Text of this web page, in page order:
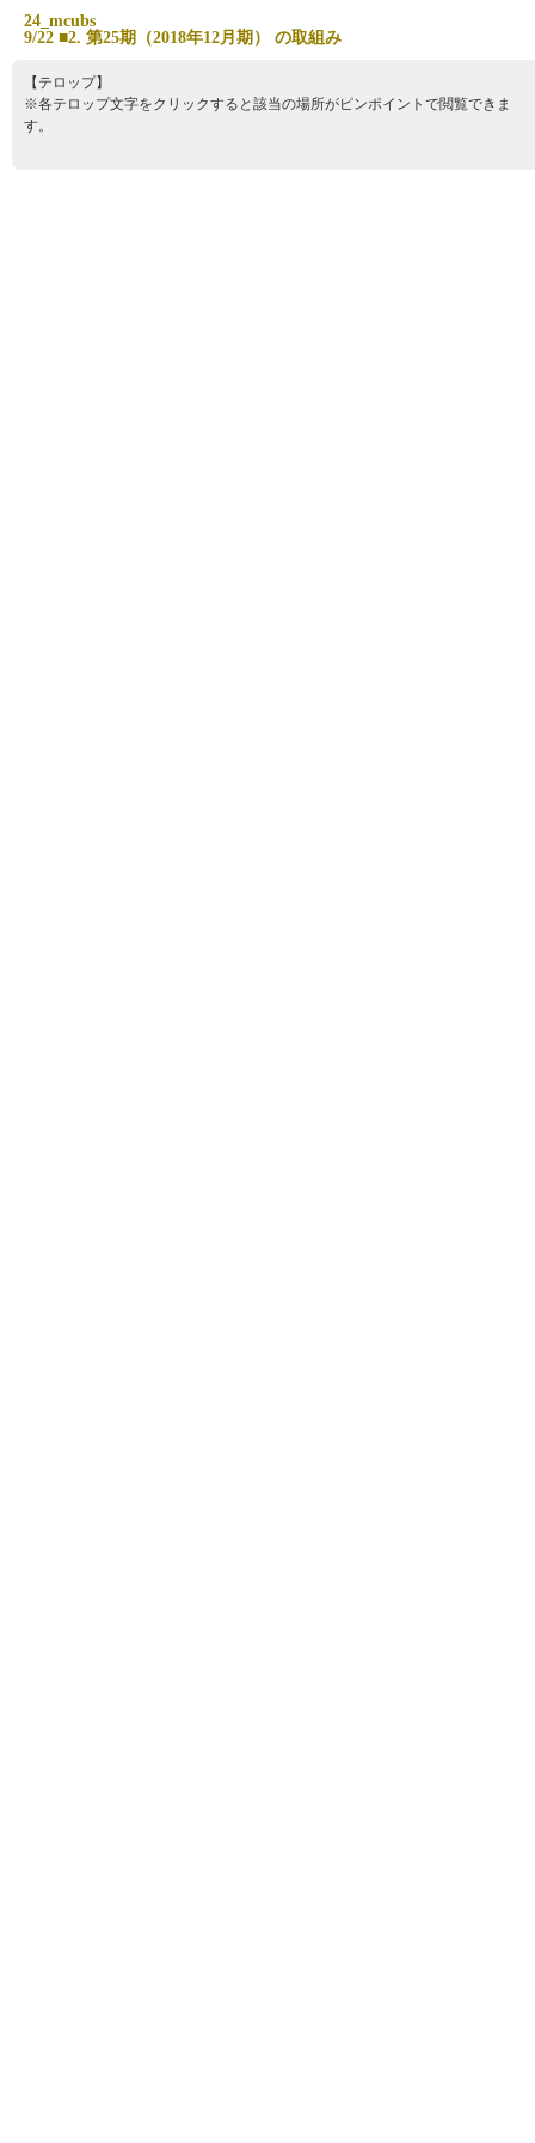
24 mcubs
9/22 ■2. 第25期 （2018年12月 期 ） の取組み
【テロップ】
※各テロップ文字をクリックすると該当の場所がピンポイントで閲覧できま
す。